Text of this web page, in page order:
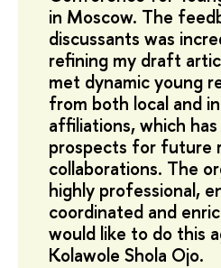
in Moscow. The
discussants was
refining my draft
met dynamic young
from both local and
affiliations, which
prospects for future
collaborations. The
highly professional,
coordinated and
would like to do this
Kolawole Shola Ojo.